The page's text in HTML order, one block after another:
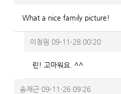
What a nice family picture!
이청원 09-11-28 00:20
린! 고마워요. ^^
송재근 09-11-26 09:26